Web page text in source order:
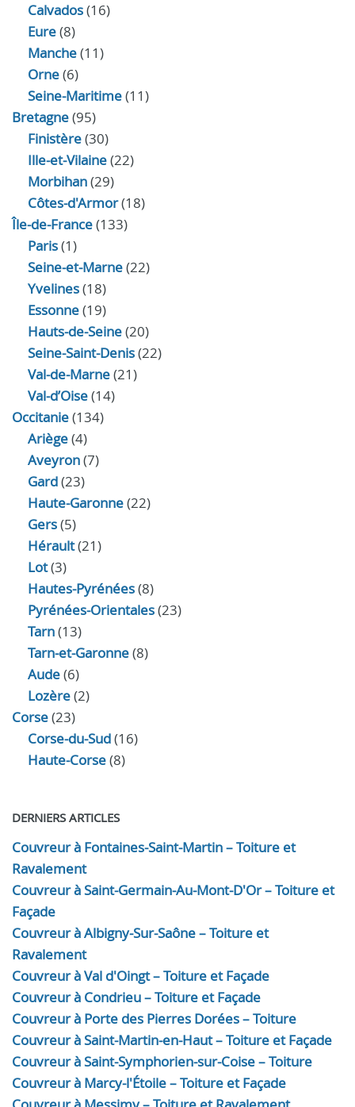
Calvados(16)
Eure(8)
Manche(11)
Orne(6)
Seine-Maritime(11)
Bretagne(95)
Finistère(30)
Ille-et-Vilaine(22)
Morbihan(29)
Côtes-d'Armor(18)
Île-de-France(133)
Paris(1)
Seine-et-Marne(22)
Yvelines(18)
Essonne(19)
Hauts-de-Seine(20)
Seine-Saint-Denis(22)
Val-de-Marne(21)
Val-d’Oise(14)
Occitanie(134)
Ariège(4)
Aveyron(7)
Gard(23)
Haute-Garonne(22)
Gers(5)
Hérault(21)
Lot(3)
Hautes-Pyrénées(8)
Pyrénées-Orientales(23)
Tarn(13)
Tarn-et-Garonne(8)
Aude(6)
Lozère(2)
Corse(23)
Corse-du-Sud(16)
Haute-Corse(8)
DERNIERS ARTICLES
Couvreur à Fontaines-Saint-Martin – Toiture et
Ravalement
Couvreur à Saint-Germain-Au-Mont-D'Or – Toiture et
Façade
Couvreur à Albigny-Sur-Saône – Toiture et
Ravalement
Couvreur à Val d'Oingt – Toiture et Façade
Couvreur à Condrieu – Toiture et Façade
Couvreur à Porte des Pierres Dorées – Toiture
Couvreur à Saint-Martin-en-Haut – Toiture et Façade
Couvreur à Saint-Symphorien-sur-Coise – Toiture
Couvreur à Marcy-l'Étoile – Toiture et Façade